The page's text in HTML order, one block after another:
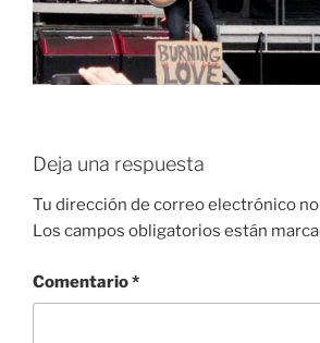
Deja una respuesta
Tu dirección de correo electrónico
Los campos obligatorios están
Comentario*